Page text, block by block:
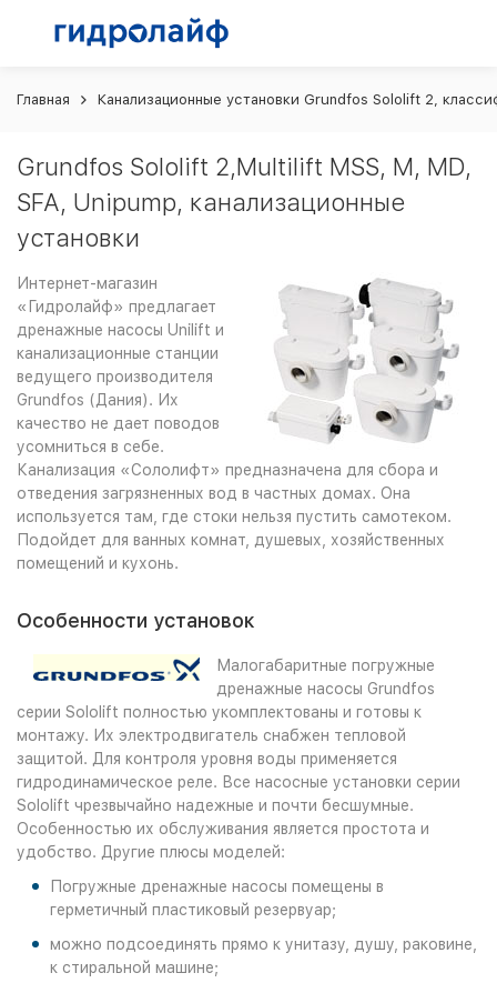
Главная Канализационные установки Grundfos Sololift 2,
Grundfos Sololift 2,Multilift MSS, M, MD,
SFA, Unipump, канализационные
установки
Интернет-магазин
«Гидролайф» предлагает
дренажные насосы Unilift и
канализационные станции
ведущего производителя
Grundfos (Дания). Их
качество не дает поводов
усомниться в себе.
Канализация «Сололифт» предназначена для сбора и
отведения загрязненных вод в частных домах. Она
используется там, где стоки нельзя пустить самотеком.
Подойдет для ванных комнат, душевых, хозяйственных
помещений и кухонь.
Особенности установок
Малогабаритные погружные
дренажные насосы Grundfos
серии Sololift полностью укомплектованы и готовы к
монтажу. Их электродвигатель снабжен тепловой
защитой. Для контроля уровня воды применяется
гидродинамическое реле. Все насосные установки серии
Sololift чрезвычайно надежные и почти бесшумные.
Особенностью их обслуживания является простота и
удобство. Другие плюсы моделей:
Погружные дренажные насосы помещены в
герметичный пластиковый резервуар;
можно подсоединять прямо к унитазу, душу, раковине,
к стиральной машине;